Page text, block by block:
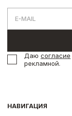
НАВИГАЦИЯ
Даю согласие
рекламной.